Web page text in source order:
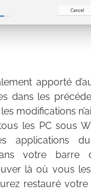
apporté
dans les
modifications
les PC sous
applications
votre barre
là où vous
restauré votre